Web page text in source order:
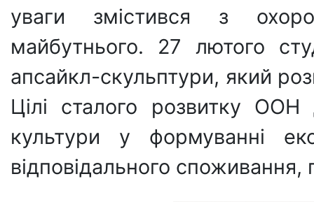
уваги змістився з
майбутнього. 27 лютого
апсайкл-скульптури, який
Цілі сталого розвитку
культури у формуванні
відповідального